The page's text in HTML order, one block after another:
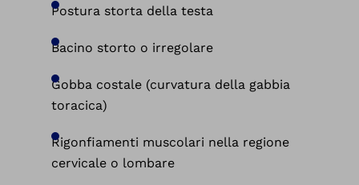
Postura storta della testa
Bacino storto o irregolare
Gobba costale (curvatura della gabbia
toracica)
Rigonfiamenti muscolari nella regione
cervicale o lombare